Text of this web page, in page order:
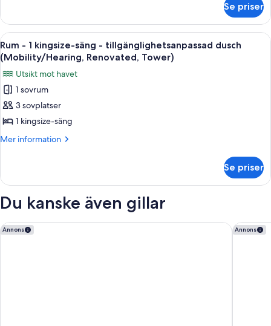
med
gripstänger
(Mobility/Hearing,
Renovated,
Tower)
-
dubbelsängar
-
badkar
med
gripstänger
(Mobility/Hearing,
Renovated,
Tower)
Se priser
Öppna
alla
foton
för
Rum
-
1
kingsize-
tillgänglighetsanpassad
(Mobility/Hearing,
Renovated,
Tower)
Ett hotellrum med en stor säng, ett
4
Rum - 1 kingsize-säng - tillgänglighetsanpassad dusch
(Mobility/Hearing, Renovated, Tower)
Utsikt mot havet
1 sovrum
3 sovplatser
1 kingsize-säng
Mer information
Mer
-
kingsize-
-
tillgänglighetsanpassad
Se priser
Du kanske även gillar
Annons
Moana Surfrider, A Westin Resort & Spa, Waikiki BeachAnnons
The